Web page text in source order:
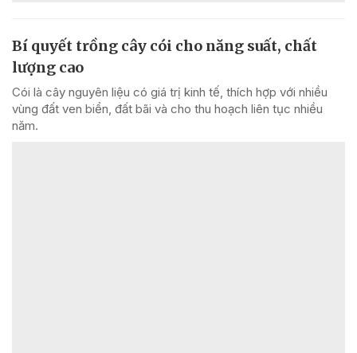
Bí quyết trồng cây cói cho năng suất, chất
lượng cao
Cói là cây nguyên liệu có giá trị kinh tế, thích hợp với nhiều
vùng đất ven biển, đất bãi và cho thu hoạch liên tục nhiều
năm.